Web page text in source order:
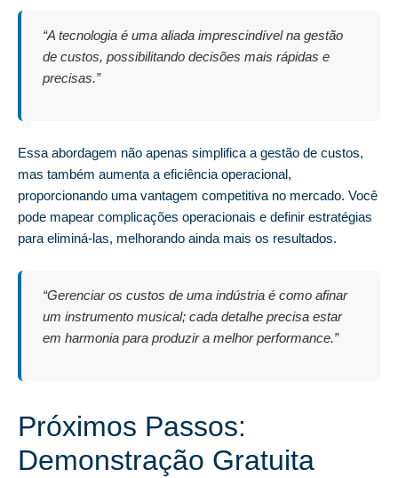
“A tecnologia é uma aliada imprescindível na gestão
de custos, possibilitando decisões mais rápidas e
precisas.”
Essa abordagem não apenas simplifica a gestão de custos,
mas também aumenta a eficiência operacional,
proporcionando uma vantagem competitiva no mercado. Você
pode mapear complicações operacionais e definir estratégias
para eliminá-las, melhorando ainda mais os resultados.
“Gerenciar os custos de uma indústria é como afinar
um instrumento musical; cada detalhe precisa estar
em harmonia para produzir a melhor performance.”
Próximos Passos:
Demonstração Gratuita